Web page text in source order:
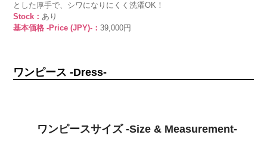
とした厚手で、シワになりにくく洗濯OK！
Stock：あり
基本価格 -Price (JPY)-：39,000円
ワンピース -Dress-
ワンピースサイズ -Size & Measurement-